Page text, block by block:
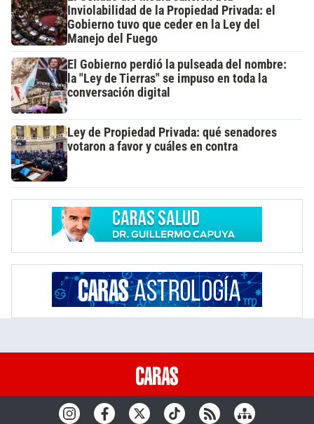
Inviolabilidad de la Propiedad Privada: el
Gobierno tuvo que ceder en la Ley del
Manejo del Fuego
El Gobierno perdió la pulseada del nombre:
la "Ley de Tierras" se impuso en toda la
conversación digital
Ley de Propiedad Privada: qué senadores
votaron a favor y cuáles en contra